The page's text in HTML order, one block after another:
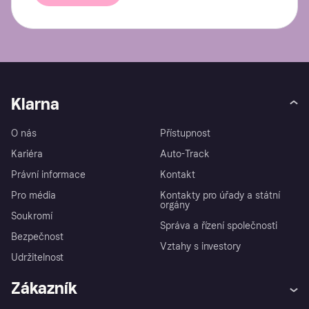
Klarna
O nás
Kariéra
Právní informace
Pro média
Soukromí
Bezpečnost
Udržitelnost
Přístupnost
Auto-Track
Kontakt
Kontakty pro úřady a státní
orgány
Správa a řízení společnosti
Vztahy s investory
Zákazník